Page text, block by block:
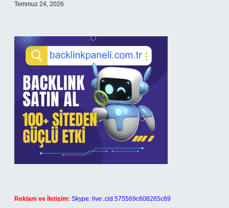
Temmuz 24, 2026
Reklam ve İletişim: Skype: live:.cid.575569c608265c69